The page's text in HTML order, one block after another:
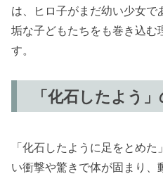
は、ヒロ子がまだ幼い少女
垢な子どもたちをも巻き込
す。
「化石したよう
「化石したように足をとめ
い衝撃や驚きで体が固まり、